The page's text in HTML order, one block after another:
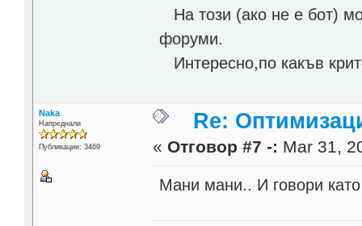
На този (ако не е бот)
форуми.
Интересно,по какъв
Naka
Напреднали
Публикации: 3469
Re:
« Отговор #7 -: Mar 31,
Мани мани.. И говори